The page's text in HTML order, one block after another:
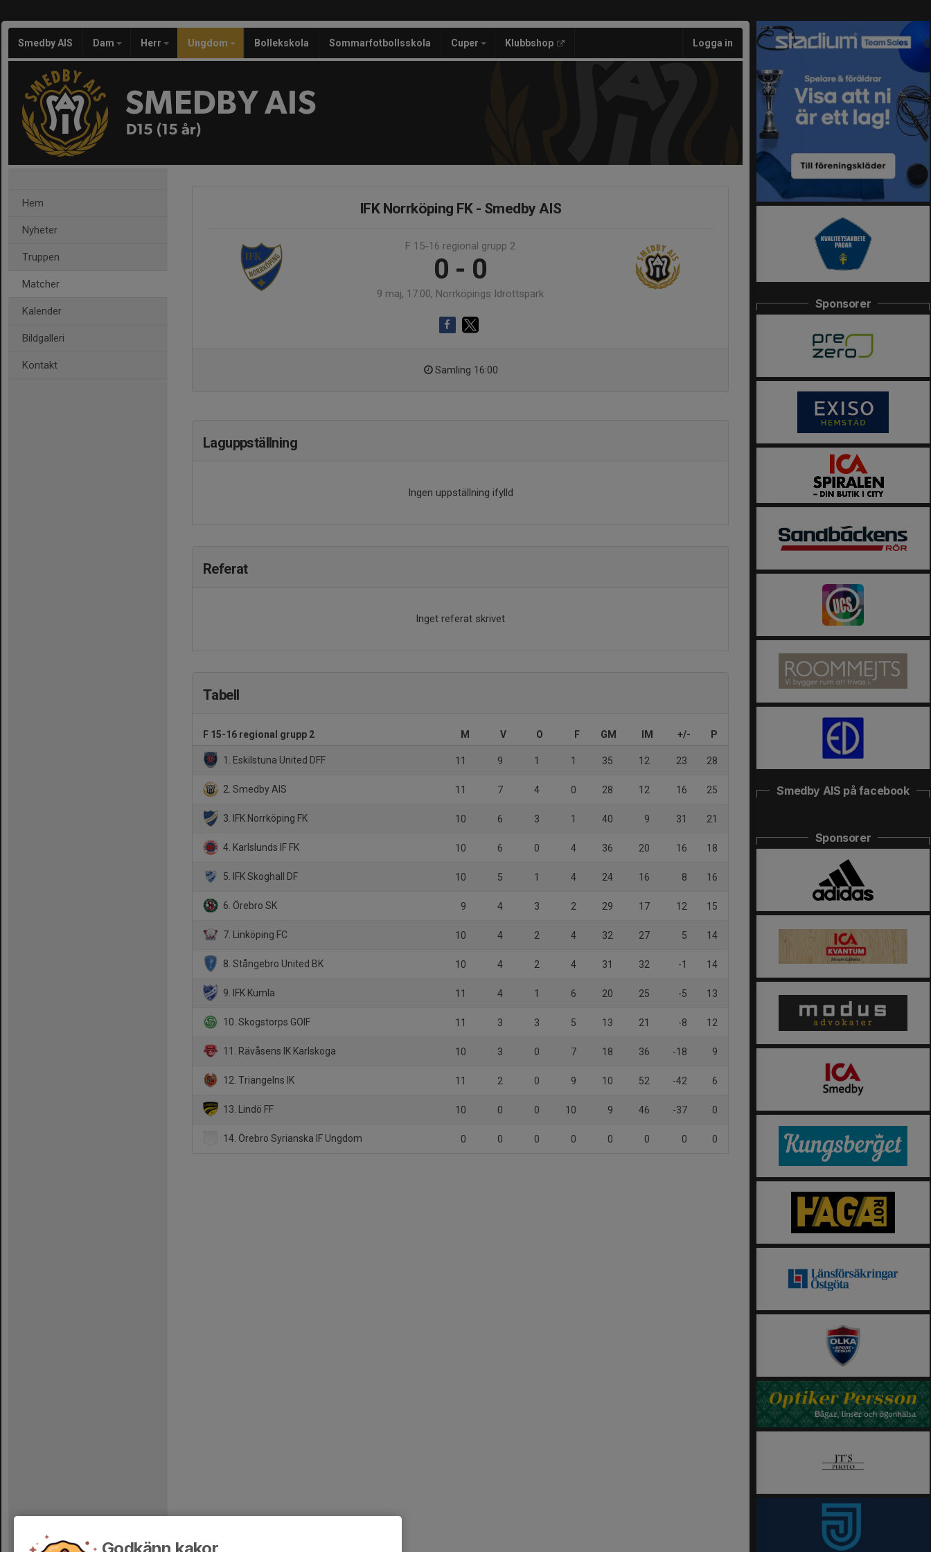
Smedby AIS Dam Herr Ungdom Bollekskola Sommarfotbollsskola Cuper Klubbshop Logga in
SMEDBY AIS
D15 (15 år)
Hem
Nyheter
Truppen
Matcher
Kalender
Bildgalleri
Kontakt
IFK Norrköping FK - Smedby AIS
F 15-16 regional grupp 2
0 - 0
9 maj, 17:00, Norrköpings Idrottspark
Samling 16:00
Laguppställning
Ingen uppställning ifylld
Referat
Inget referat skrivet
Tabell
F 15-16 regional grupp 2 M V O F GM IM +/- P
1. Eskilstuna United DFF 11 9 1 1 35 12 23 28
2. Smedby AIS 11 7 4 0 28 12 16 25
3. IFK Norrköping FK 10 6 3 1 40 9 31 21
4. Karlslunds IF FK 10 6 0 4 36 20 16 18
5. IFK Skoghall DF 10 5 1 4 24 16 8 16
6. Örebro SK 9 4 3 2 29 17 12 15
7. Linköping FC 10 4 2 4 32 27 5 14
8. Stångebro United BK 10 4 2 4 31 32 -1 14
9. IFK Kumla 11 4 1 6 20 25 -5 13
10. Skogstorps GOIF 11 3 3 5 13 21 -8 12
11. Rävåsens IK Karlskoga 10 3 0 7 18 36 -18 9
12. Triangelns IK 11 2 0 9 10 52 -42 6
13. Lindö FF 10 0 0 10 9 46 -37 0
14. Örebro Syrianska IF Ungdom 0 0 0 0 0 0 0 0
Sponsorer
Smedby AIS på facebook
Sponsorer